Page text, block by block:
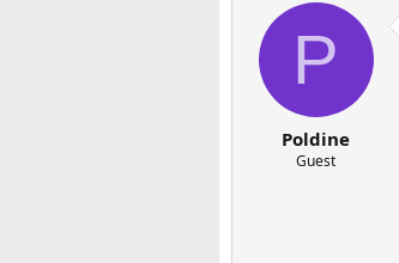
P
Poldine
Guest